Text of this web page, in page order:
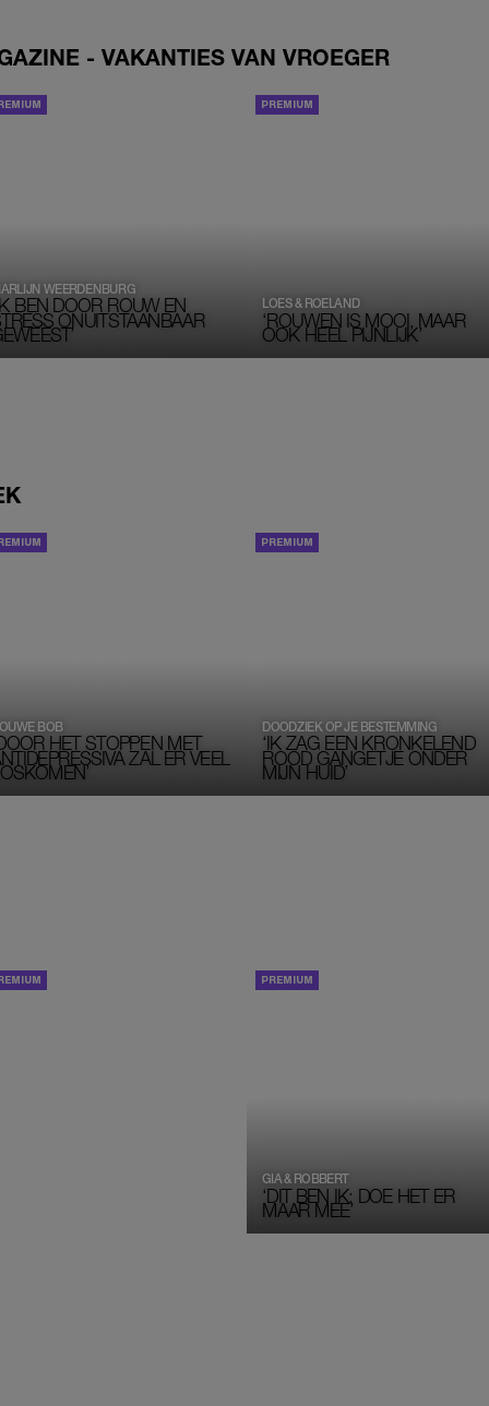
- VAKANTIES VAN VROEGER
BEN DOOR ROUW EN
ONUITSTAANBAAR
WEERDENBURG
‘ROUWEN IS MOOI, MAAR
OOK HEEL PIJNLIJK’
LOES & ROELAND
HET STOPPEN MET
ZAL ER VEEL
BOB
‘IK ZAG EEN KRONKELEND
ROOD GANGETJE ONDER
MIJN HUID’
DOODZIEK OP JE BESTEMMING
‘DIT BEN IK: DOE HET ER
MAAR MEE’
GIA & ROBBERT